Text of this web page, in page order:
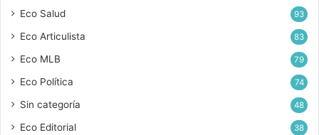
Eco Salud 93
Eco Articulista 83
Eco MLB 79
Eco Política 74
Sin categoría 48
Eco Editorial 38